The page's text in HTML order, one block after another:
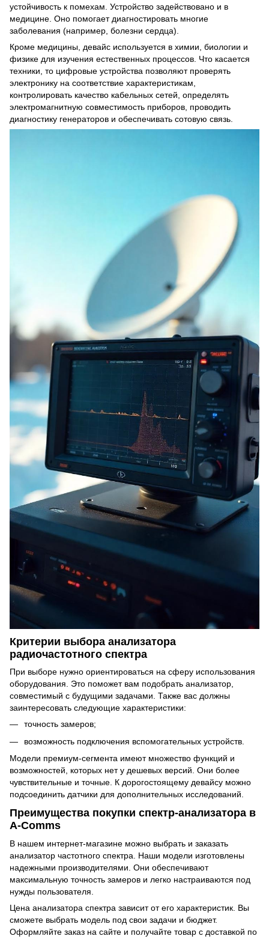
устойчивость к помехам. Устройство задействовано и в
медицине. Оно помогает диагностировать многие
заболевания (например, болезни сердца).
Кроме медицины, девайс используется в химии, биологии и
физике для изучения естественных процессов. Что касается
техники, то цифровые устройства позволяют проверять
электронику на соответствие характеристикам,
контролировать качество кабельных сетей, определять
электромагнитную совместимость приборов, проводить
диагностику генераторов и обеспечивать сотовую связь.
Критерии выбора анализатора
радиочастотного спектра
При выборе нужно ориентироваться на сферу использования
оборудования. Это поможет вам подобрать анализатор,
совместимый с будущими задачами. Также вас должны
заинтересовать следующие характеристики:
точность замеров;
возможность подключения вспомогательных устройств.
Модели премиум-сегмента имеют множество функций и
возможностей, которых нет у дешевых версий. Они более
чувствительные и точные. К дорогостоящему девайсу можно
подсоединить датчики для дополнительных исследований.
Преимущества покупки спектр-анализатора в
A-Comms
В нашем интернет-магазине можно выбрать и заказать
анализатор частотного спектра. Наши модели изготовлены
надежными производителями. Они обеспечивают
максимальную точность замеров и легко настраиваются под
нужды пользователя.
Цена анализатора спектра зависит от его характеристик. Вы
сможете выбрать модель под свои задачи и бюджет.
Оформляйте заказ на сайте и получайте товар с доставкой по